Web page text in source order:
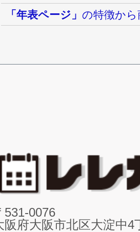
「年表ページ」の特徴か
531-0076
阪府大阪市北区大淀中4